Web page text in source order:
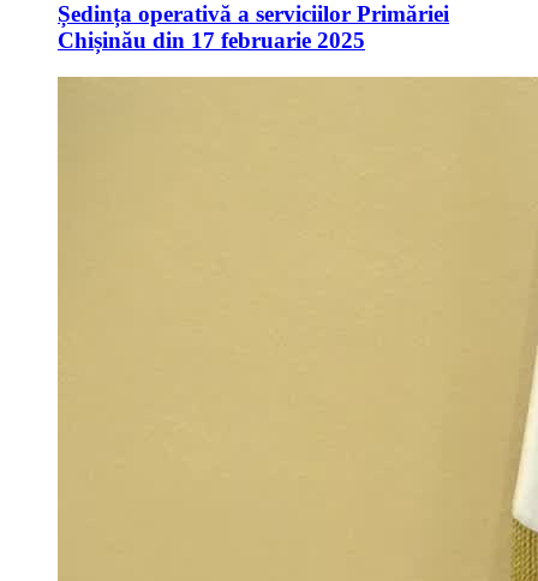
Ședința operativă a serviciilor Primăriei
Chișinău din 17 februarie 2025